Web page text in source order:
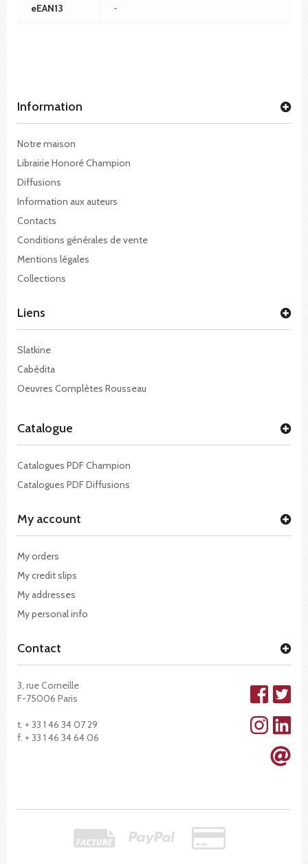
eEAN13 -
Information
Notre maison
Librairie Honoré Champion
Diffusions
Information aux auteurs
Contacts
Conditions générales de vente
Mentions légales
Collections
Liens
Slatkine
Cabédita
Oeuvres Complètes Rousseau
Catalogue
Catalogues PDF Champion
Catalogues PDF Diffusions
My account
My orders
My credit slips
My addresses
My personal info
Contact
3, rue Corneille
F-75006 Paris
t. + 33 1 46 34 07 29
f. + 33 1 46 34 64 06